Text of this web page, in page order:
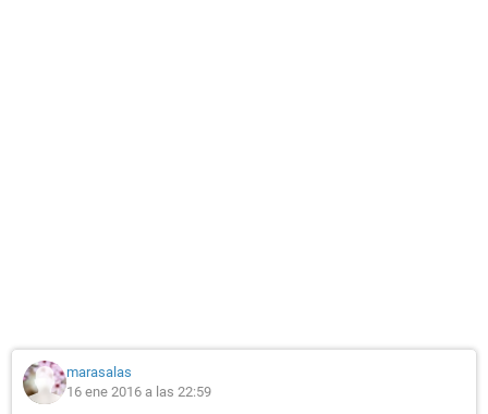
marasalas
16 ene 2016 a las 22:59